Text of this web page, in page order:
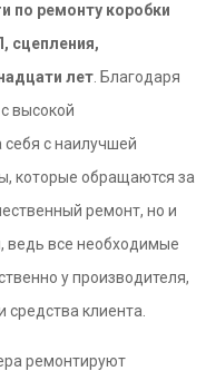
по ремонту коробки
сцепления,
лет . Благодаря
высокой
с наилучшей
которые обращаются за
ремонт, но и
ведь все необходимые
у производителя,
клиента.
ремонтируют